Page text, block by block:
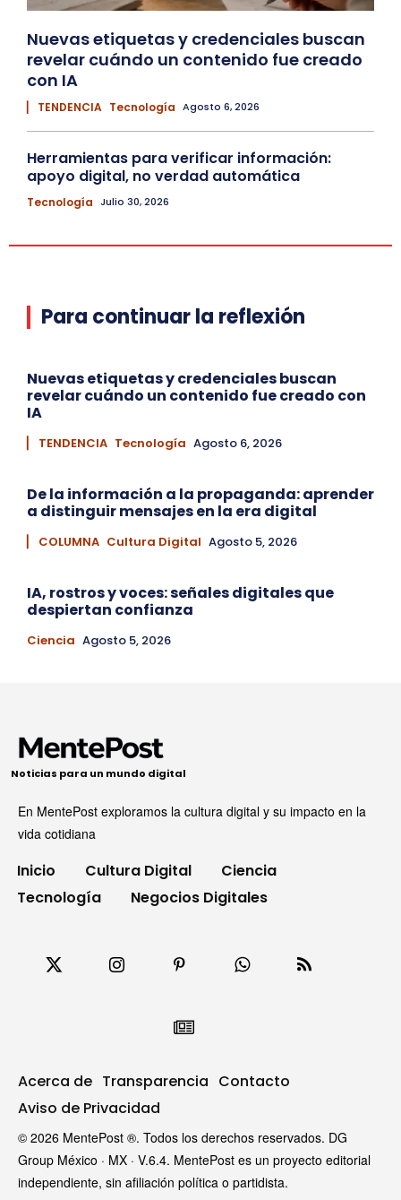
Nuevas etiquetas y credenciales buscan
revelar cuándo un contenido fue creado
con IA
▏ TENDENCIA Tecnología Agosto 6, 2026
Herramientas para verificar información:
apoyo digital, no verdad automática
Tecnología Julio 30, 2026
Para continuar la reflexión
Nuevas etiquetas y credenciales buscan
revelar cuándo un contenido fue creado con
IA
▏ TENDENCIA Tecnología Agosto 6, 2026
De la información a la propaganda: aprender
a distinguir mensajes en la era digital
▏ COLUMNA Cultura Digital Agosto 5, 2026
IA, rostros y voces: señales digitales que
despiertan confianza
Ciencia Agosto 5, 2026
Noticias para un mundo digital
En MentePost exploramos la cultura digital y su impacto en la
vida cotidiana
Inicio Cultura Digital
Ciencia
Tecnología
Negocios Digitales
Acerca de Transparencia Contacto
Aviso de Privacidad
© 2026 MentePost ®. Todos los derechos reservados. DG
Group México · MX · V.6.4. MentePost es un proyecto editorial
independiente, sin afiliación política o partidista.